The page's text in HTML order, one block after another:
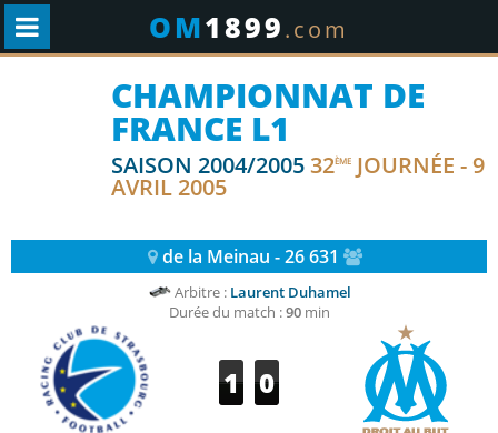
OM1899.com
CHAMPIONNAT DE
FRANCE L1
SAISON 2004/200532ÈME JOURNÉE - 9
AVRIL 2005
de la Meinau - 26 631
Arbitre : Laurent Duhamel
Durée du match :90min
1 0